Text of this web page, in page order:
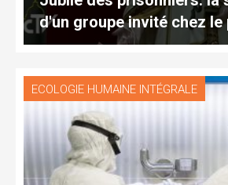
d'un groupe invité chez le
ECOLOGIE HUMAINE INTÉGRALE